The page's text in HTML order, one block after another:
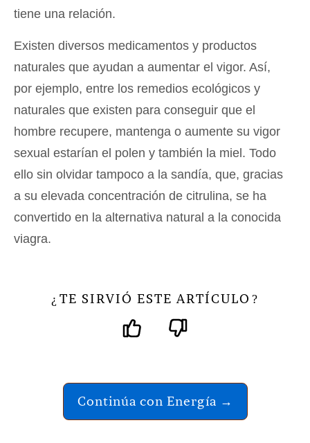
tiene una relación.
Existen diversos medicamentos y productos
naturales que ayudan a aumentar el vigor. Así,
por ejemplo, entre los remedios ecológicos y
naturales que existen para conseguir que el
hombre recupere, mantenga o aumente su vigor
sexual estarían el polen y también la miel. Todo
ello sin olvidar tampoco a la sandía, que, gracias
a su elevada concentración de citrulina, se ha
convertido en la alternativa natural a la conocida
viagra.
¿ TE SIRVIÓ ESTE ARTÍCULO ?
Continúa con Energía →